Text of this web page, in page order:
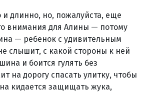
и длинно, но, пожалуйста, еще
внимания для Алины — потому
— ребенок с удивительным
слышит, с какой стороны к ней
и боится гулять без
на дорогу спасать улитку, чтобы
кидается защищать жука,